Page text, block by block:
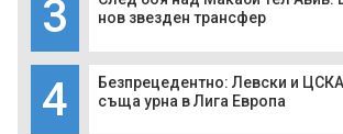
3
нов звезден трансфер
4
Безпрецедентно: Левски и
съща урна в Лига Европа